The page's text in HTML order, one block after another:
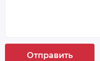
Отправить